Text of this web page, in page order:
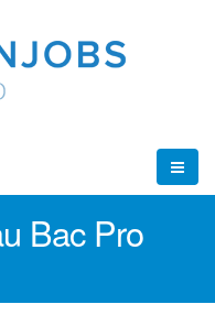
Bac Pro